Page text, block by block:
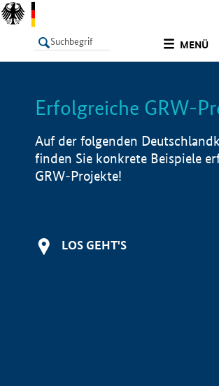
MENÜ
LISTE
Erfolgreiche GRW-
Auf der folgenden
finden Sie konkrete Beispiele
GRW-Projekte!
LOS GEHT'S